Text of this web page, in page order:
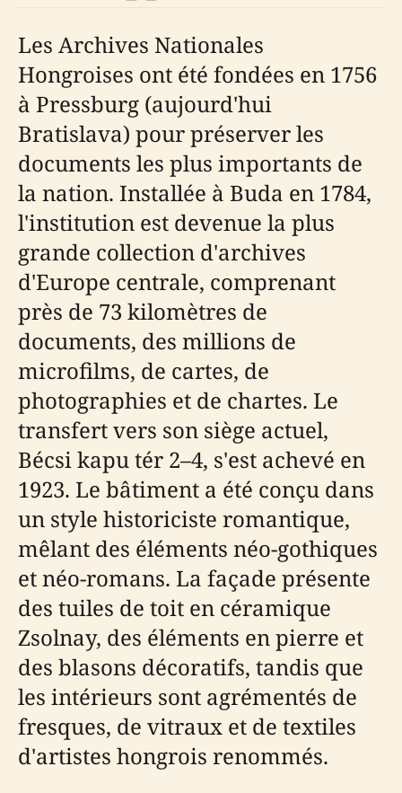
Les Archives Nationales
Hongroises ont été fondées en 1756
à Pressburg (aujourd'hui
Bratislava) pour préserver les
documents les plus importants de
la nation. Installée à Buda en 1784,
l'institution est devenue la plus
grande collection d'archives
d'Europe centrale, comprenant
près de 73 kilomètres de
documents, des millions de
microfilms, de cartes, de
photographies et de chartes. Le
transfert vers son siège actuel,
Bécsi kapu tér 2–4, s'est achevé en
1923. Le bâtiment a été conçu dans
un style historiciste romantique,
mêlant des éléments néo-gothiques
et néo-romans. La façade présente
des tuiles de toit en céramique
Zsolnay, des éléments en pierre et
des blasons décoratifs, tandis que
les intérieurs sont agrémentés de
fresques, de vitraux et de textiles
d'artistes hongrois renommés.